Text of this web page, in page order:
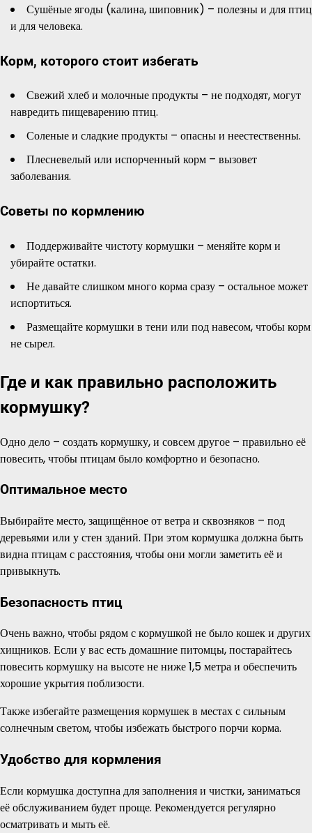
Сушёные ягоды (калина, шиповник) – полезны и для птиц
и для человека.
Корм, которого стоит избегать
Свежий хлеб и молочные продукты – не подходят, могут
навредить пищеварению птиц.
Соленые и сладкие продукты – опасны и неестественны.
Плесневелый или испорченный корм – вызовет
заболевания.
Советы по кормлению
Поддерживайте чистоту кормушки – меняйте корм и
убирайте остатки.
Не давайте слишком много корма сразу – остальное может
испортиться.
Размещайте кормушки в тени или под навесом, чтобы корм
не сырел.
Где и как правильно расположить
кормушку?
Одно дело – создать кормушку, и совсем другое – правильно её
повесить, чтобы птицам было комфортно и безопасно.
Оптимальное место
Выбирайте место, защищённое от ветра и сквозняков – под
деревьями или у стен зданий. При этом кормушка должна быть
видна птицам с расстояния, чтобы они могли заметить её и
привыкнуть.
Безопасность птиц
Очень важно, чтобы рядом с кормушкой не было кошек и других
хищников. Если у вас есть домашние питомцы, постарайтесь
повесить кормушку на высоте не ниже 1,5 метра и обеспечить
хорошие укрытия поблизости.
Также избегайте размещения кормушек в местах с сильным
солнечным светом, чтобы избежать быстрого порчи корма.
Удобство для кормления
Если кормушка доступна для заполнения и чистки, заниматься
её обслуживанием будет проще. Рекомендуется регулярно
осматривать и мыть её.